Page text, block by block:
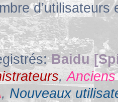
Baidu
,
, Nouveaux